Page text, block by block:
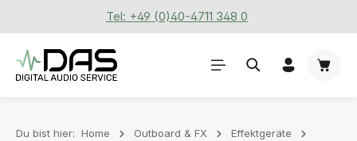
Zum Hauptinhalt springenTel: +49 (0)40-4711 348 0
Du bist hier: Home Outboard & FX
Effektgeräte